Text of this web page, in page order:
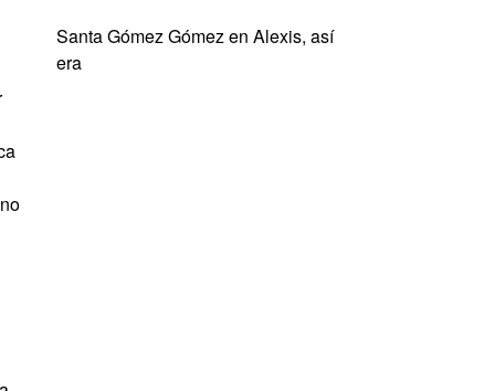
Santa Gómez Gómezen Alexis, así
era